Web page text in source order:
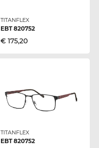
TITANFLEX
EBT 820752
€ 175,20
TITANFLEX
EBT 820752